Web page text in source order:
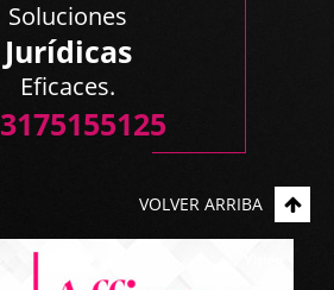
Soluciones
Jurídicas
Eficaces.
3175155125
VOLVER ARRIBA